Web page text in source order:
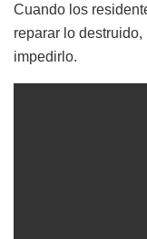
Cuando los
reparar lo
impedirlo.